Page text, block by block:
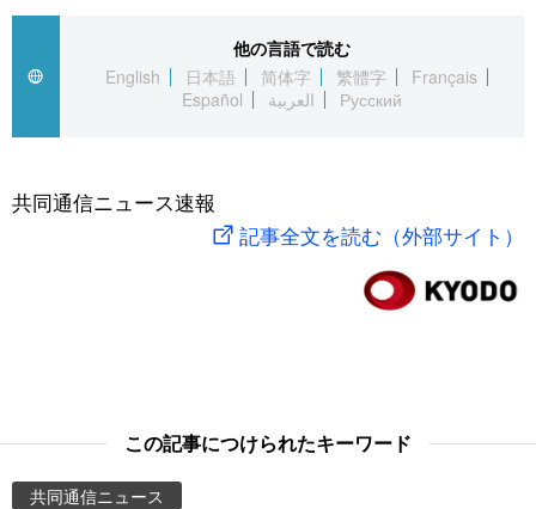
العربية
社会
旅と暮らし
社会
文化
科学・技術
暮らし
お知らせ
他の言語で読む
English
日本語 简体字 繁體字
Français
Español
العربية Русский
共同通信ニュース速報
記事全文を読む（外部サイト）
この記事につけられたキーワード
共同通信ニュース